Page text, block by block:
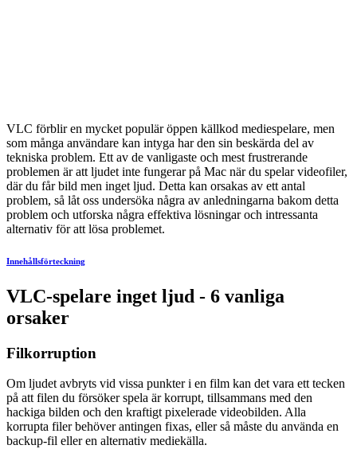
VLC förblir en mycket populär öppen källkod mediespelare, men
som många användare kan intyga har den sin beskärda del av
tekniska problem. Ett av de vanligaste och mest frustrerande
problemen är att ljudet inte fungerar på Mac när du spelar videofiler,
där du får bild men inget ljud. Detta kan orsakas av ett antal
problem, så låt oss undersöka några av anledningarna bakom detta
problem och utforska några effektiva lösningar och intressanta
alternativ för att lösa problemet.
Innehållsförteckning
VLC-spelare inget ljud - 6 vanliga
orsaker
Filkorruption
Om ljudet avbryts vid vissa punkter i en film kan det vara ett tecken
på att filen du försöker spela är korrupt, tillsammans med den
hackiga bilden och den kraftigt pixelerade videobilden. Alla
korrupta filer behöver antingen fixas, eller så måste du använda en
backup-fil eller en alternativ mediekälla.